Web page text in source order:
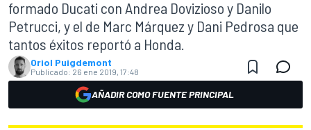
formado Ducati con Andrea Dovizioso y Danilo
Petrucci, y el de Marc Márquez y Dani Pedrosa que
tantos éxitos reportó a Honda.
Oriol Puigdemont
Publicado: 26 ene 2019, 17:48
AÑADIR COMO FUENTE PRINCIPAL